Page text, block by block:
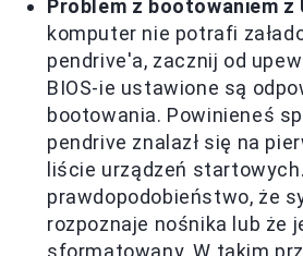
Problem z bootowaniem z
komputer nie potrafi
pendrive'a, zacznij od
BIOS-ie ustawione są
bootowania. Powinieneś
pendrive znalazł się na
liście urządzeń
prawdopodobieństwo, że
rozpoznaje nośnika lub że
sformatowany. W takim